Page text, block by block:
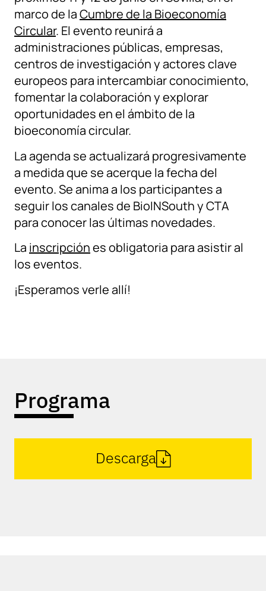
marco de laCumbre de la Bioeconomía
Circular. El evento reunirá a
administraciones públicas, empresas,
centros de investigación y actores clave
europeos para intercambiar conocimiento,
fomentar la colaboración y explorar
oportunidades en el ámbito de la
bioeconomía circular.
La agenda se actualizará progresivamente
a medida que se acerque la fecha del
evento. Se anima a los participantes a
seguir los canales de BioINSouth y CTA
para conocer las últimas novedades.
La inscripciónes obligatoria para asistir al
los eventos.
¡Esperamos verle allí!
Programa
Descarga